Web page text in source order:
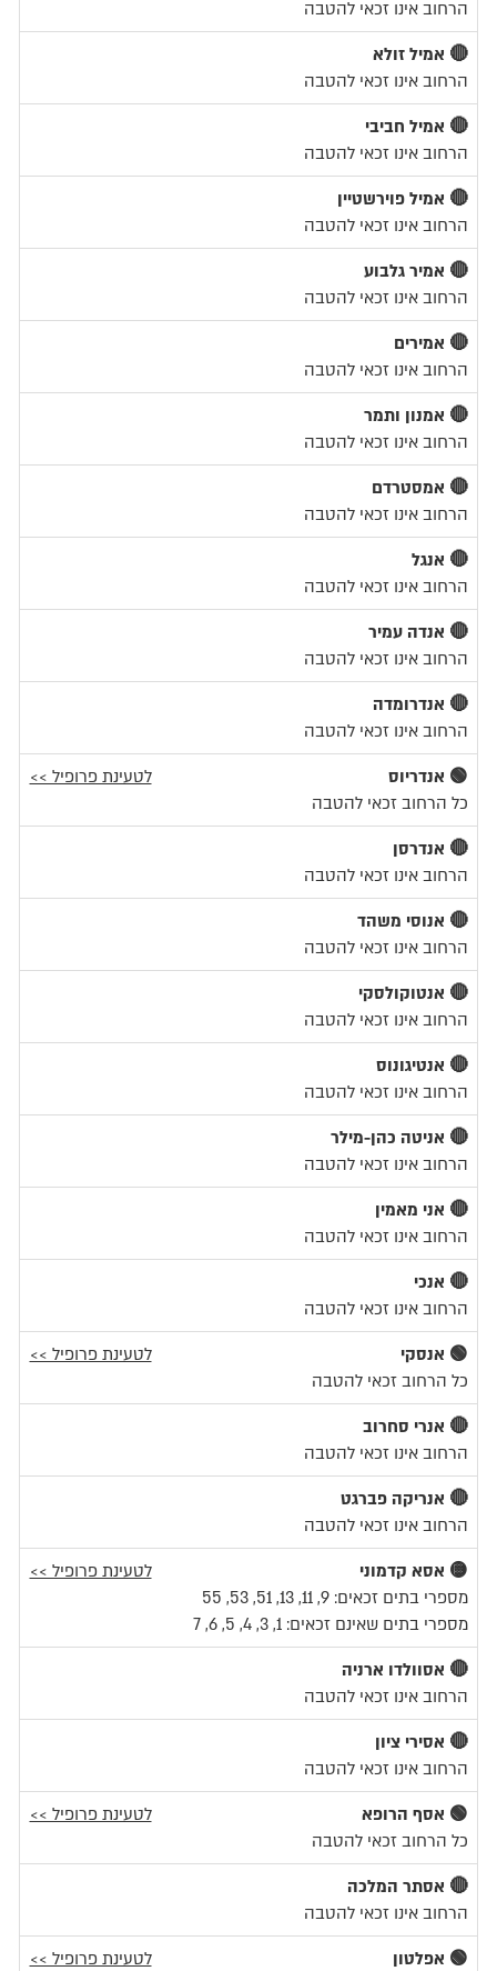
הרחוב אינו זכאי להטבה
🔴 אמיל זולא
הרחוב אינו זכאי להטבה
🔴 אמיל חביבי
הרחוב אינו זכאי להטבה
🔴 אמיל פוירשטיין
הרחוב אינו זכאי להטבה
🔴 אמיר גלבוע
הרחוב אינו זכאי להטבה
🔴 אמירים
הרחוב אינו זכאי להטבה
🔴 אמנון ותמר
הרחוב אינו זכאי להטבה
🔴 אמסטרדם
הרחוב אינו זכאי להטבה
🔴 אנגל
הרחוב אינו זכאי להטבה
🔴 אנדה עמיר
הרחוב אינו זכאי להטבה
🔴 אנדרומדה
הרחוב אינו זכאי להטבה
🟢 אנדריוס
לטעינת פרופיל >>
כל הרחוב זכאי להטבה
🔴 אנדרסן
הרחוב אינו זכאי להטבה
🔴 אנוסי משהד
הרחוב אינו זכאי להטבה
🔴 אנטוקולסקי
הרחוב אינו זכאי להטבה
🔴 אנטיגונוס
הרחוב אינו זכאי להטבה
🔴 אניטה כהן-מילר
הרחוב אינו זכאי להטבה
🔴 אני מאמין
הרחוב אינו זכאי להטבה
🔴 אנכי
הרחוב אינו זכאי להטבה
🟢 אנסקי
לטעינת פרופיל >>
כל הרחוב זכאי להטבה
🔴 אנרי סחרוב
הרחוב אינו זכאי להטבה
🔴 אנריקה פברגט
הרחוב אינו זכאי להטבה
🟡 אסא קדמוני
לטעינת פרופיל >>
מספרי בתים זכאים: 9, 11, 13, 51, 53, 55
מספרי בתים שאינם זכאים: 1, 3, 4, 5, 6, 7
🔴 אסוולדו ארניה
הרחוב אינו זכאי להטבה
🔴 אסירי ציון
הרחוב אינו זכאי להטבה
🟢 אסף הרופא
לטעינת פרופיל >>
כל הרחוב זכאי להטבה
🔴 אסתר המלכה
הרחוב אינו זכאי להטבה
🟢 אפלטון
לטעינת פרופיל >>